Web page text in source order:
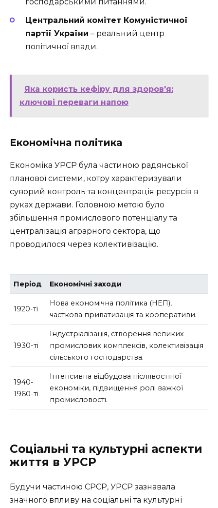
Центральний комітет Комуністичної
партії України – реальний центр
політичної влади.
Яка користь кефіру для здоров'я:
ключові переваги напою
Економічна політика
Економіка УРСР була частиною радянської
планової системи, котру характеризували
суворий контроль та концентрація ресурсів в
руках держави. Головною метою було
збільшення промислового потенціалу та
централізація аграрного сектора, що
проводилося через колективізацію.
Період Економічні заходи
1920-ті
Нова економічна політика (НЕП),
часткова приватизація та кооперативи.
1930-ті
Індустріалізація, створення великих
промислових комплексів, колективізація
сільського господарства.
1940-
1960-ті
Інтенсивна відбудова післявоєнної
економіки, підвищення ролі важкої
промисловості.
Соціальні та культурні аспекти
життя в УРСР
Будучи частиною СРСР, УРСР зазнавала
значного впливу на соціальні та культурні